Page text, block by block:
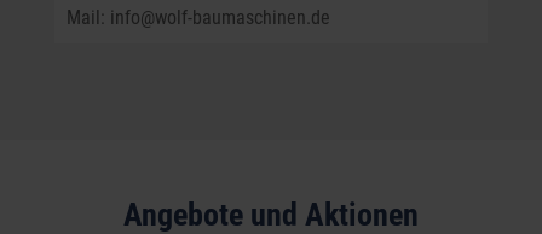
Mail: info@wolf-baumaschinen.de
Angebote und Aktionen